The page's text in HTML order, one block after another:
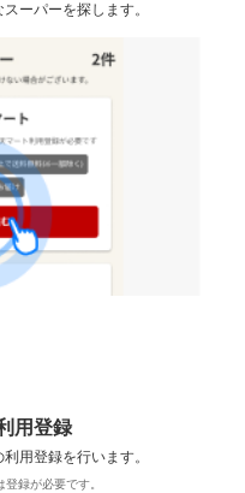
ーパーを探します。
用登録
用登録を行います。
録が必要です。